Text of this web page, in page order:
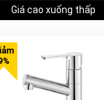
Giá cao xuống thấp